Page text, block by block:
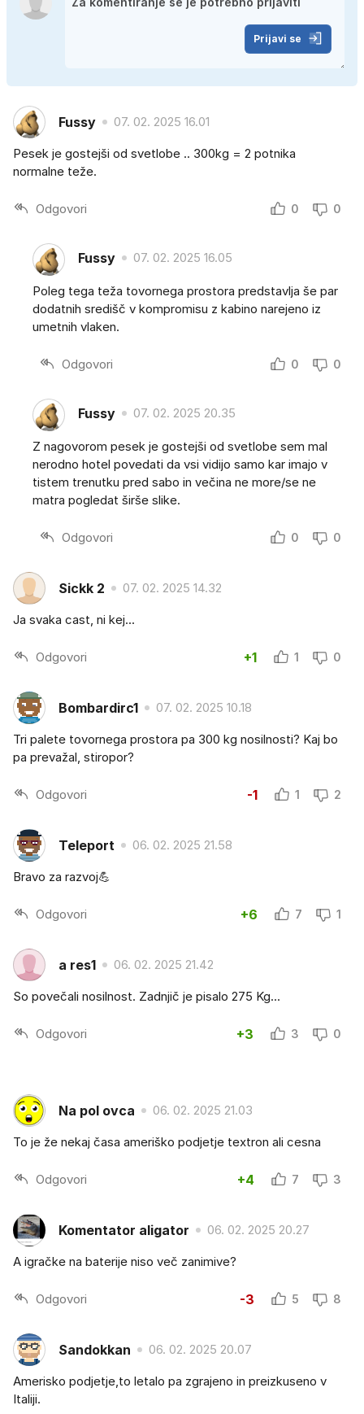
Prijavi se
Fussy 07. 02. 2025 16.01
Pesek je gostejši od svetlobe .. 300kg = 2 potnika
normalne teže.
Odgovori 0 0
Fussy 07. 02. 2025 16.05
Poleg tega teža tovornega prostora predstavlja še par
dodatnih središč v kompromisu z kabino narejeno iz
umetnih vlaken.
Odgovori 0 0
Fussy 07. 02. 2025 20.35
Z nagovorom pesek je gostejši od svetlobe sem mal
nerodno hotel povedati da vsi vidijo samo kar imajo v
tistem trenutku pred sabo in večina ne more/se ne
matra pogledat širše slike.
Odgovori 0 0
Sickk 2 07. 02. 2025 14.32
Ja svaka cast, ni kej...
Odgovori +1 1 0
Bombardirc1 07. 02. 2025 10.18
Tri palete tovornega prostora pa 300 kg nosilnosti? Kaj bo
pa prevažal, stiropor?
Odgovori -1 1 2
Teleport 06. 02. 2025 21.58
Bravo za razvoj💪
Odgovori +6 7 1
a res1 06. 02. 2025 21.42
So povečali nosilnost. Zadnjič je pisalo 275 Kg...
Odgovori +3 3 0
Na pol ovca 06. 02. 2025 21.03
To je že nekaj časa ameriško podjetje textron ali cesna
Odgovori +4 7 3
Komentator aligator 06. 02. 2025 20.27
A igračke na baterije niso več zanimive?
Odgovori -3 5 8
Sandokkan 06. 02. 2025 20.07
Amerisko podjetje,to letalo pa zgrajeno in preizkuseno v
Italiji.